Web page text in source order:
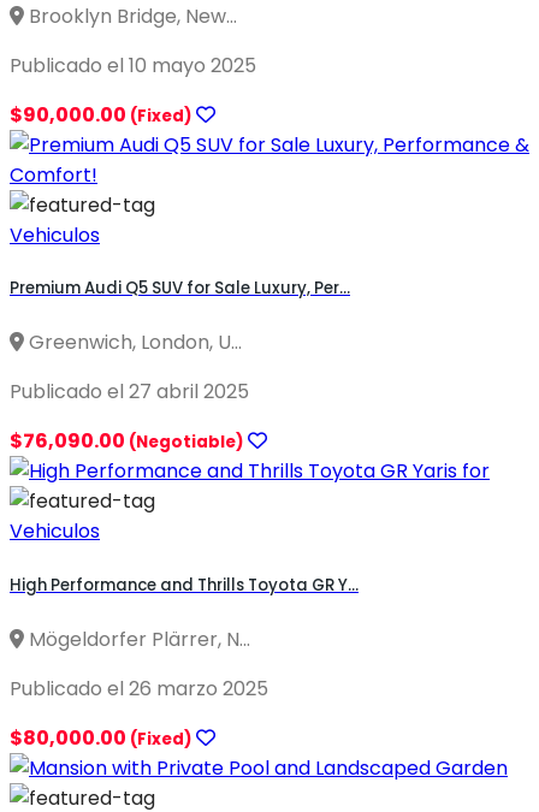
Brooklyn Bridge, New...
Publicado el 10 mayo 2025
$90,000.00 (Fixed)
Vehiculos
Premium Audi Q5 SUV for Sale Luxury, Per...
Greenwich, London, U...
Publicado el 27 abril 2025
$76,090.00 (Negotiable)
Vehiculos
High Performance and Thrills Toyota GR Y...
Mögeldorfer Plärrer, N...
Publicado el 26 marzo 2025
$80,000.00 (Fixed)